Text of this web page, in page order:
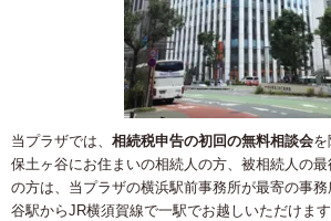
当プラザでは、 相続税申告の初回の無料相談会を
保土ヶ谷にお住まいの相続人の方、被相続人の
の方は、当プラザの横浜駅前事務所が最寄の事
谷駅からJR横須賀線で一駅でお越しいただけます